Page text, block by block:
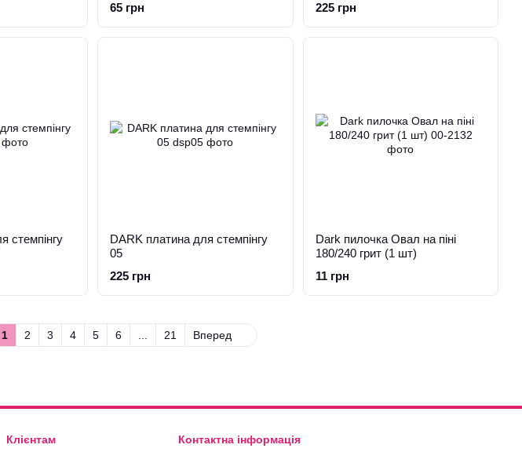
65 грн
225 грн
стемпінгу
DARK платина для стемпінгу
05
225 грн
Dark пилочка Овал на піні
180/240 грит (1 шт)
11 грн
1 2 3 4 5 6 21 Вперед
Клієнтам Контактна інформація